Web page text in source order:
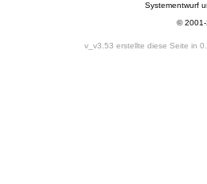
Systementwurf
©
v_v3.53 erstellte diese Seite in